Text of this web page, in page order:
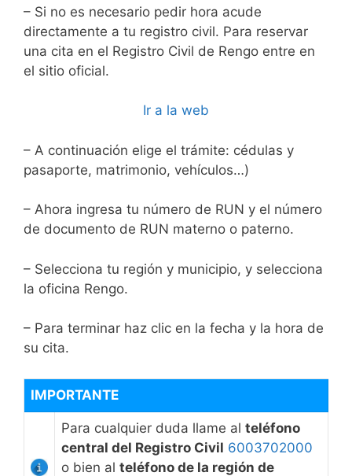
– Si no es necesario pedir hora acude
directamente a tu registro civil. Para reservar
una cita en el Registro Civil de Rengo entre en
el sitio oficial.
Ir a la web
– A continuación elige el trámite: cédulas y
pasaporte, matrimonio, vehículos…)
– Ahora ingresa tu número de RUN y el número
de documento de RUN materno o paterno.
– Selecciona tu región y municipio, y selecciona
la oficina Rengo.
– Para terminar haz clic en la fecha y la hora de
su cita.
IMPORTANTE
Para cualquier duda llame al teléfono
central del Registro Civil 6003702000
o bien al teléfono de la región de